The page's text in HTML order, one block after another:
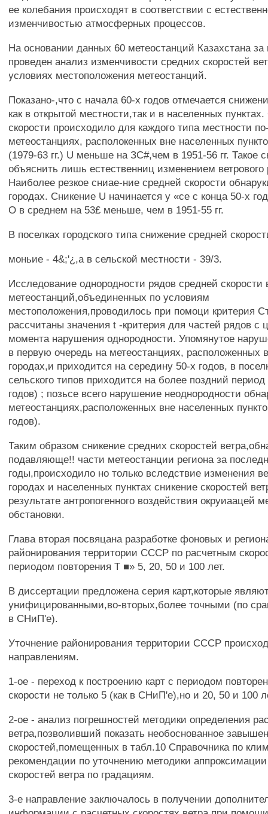
ее колебания происходят в соответствии с
изменчивостью атмосферных процессов.
На основании данных 60 метеостанций Казахстана за
проведен анализ изменчивости средних скоростей
условиях местоположения метеостанций.
Показано-,что с начала 60-х годов отмечается
как в открытой местности,так и в населенных
скорости происходило для каждого типа местности
метеостанциях, располокенных вне населенных
(1979-63 гг.) U меньше на ЗС#,чем в 1951-56 гг. Такое
объяснить лишь естественниц изменением
Наиболее резкое сниае-ние средней скорости
городах. Сникение U начинается у «се с конца 50-х
О в среднем на 53£ меньше, чем в 1951-55 гг.
В поселках городского типа снижение средней
моньие - 4&;'¿,a в сельской местности - 39/3.
Исследование однородности рядов средней скорости
метеостанций,объединенных по условиям
местоположения,проводилось при помоци критерия
рассчитаны значения t -критерия для частей рядов с
момента нарушения однородности. Упомянутое
в первую очередь на метеостанциях, расположенных
городах,и приходится на середину 50-х годов, в
сельского типов приходится на более поздний
годов) ; позьсе всего нарушение неоднородности
метеостанциях,расположенных вне населенных
годов).
Таким образом сникение средних скоростей
подавляюще!! части метеостанции региона за
годы,происходило но только вследствие изменения
городах и населенных пунктах сникение скоростей
результате антропогенного воздействия окруиаацей
обстановки.
Глава вторая посвяцана разработке фоновых и
районирования территории СССР по расчетным
периодом повторения Т ■» 5, 20, 50 и 100 лет.
В диссертации предложена серия карт,которые
унифицированными,во-вторых,более точными (по
в СНиП'е).
Уточнение районирования территории СССР
направлениям.
1-ое - переход к построению карт с периодом
скорости не только 5 (как в СНиП'е),но и 20, 50 и 100
2-ое - анализ погрешностей методики определения
ветра,позволивший показать необоснованное
скоростей,помещенных в табл.10 Справочника по
рекомендации по уточнению методики
скоростей ветра по градациям.
3-е направление заключалось в получении